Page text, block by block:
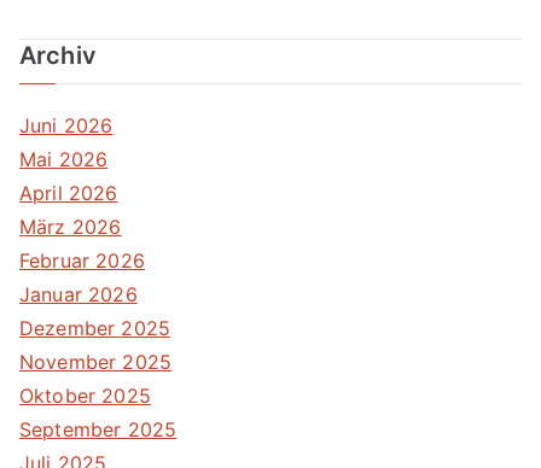
Archiv
Juni 2026
Mai 2026
April 2026
März 2026
Februar 2026
Januar 2026
Dezember 2025
November 2025
Oktober 2025
September 2025